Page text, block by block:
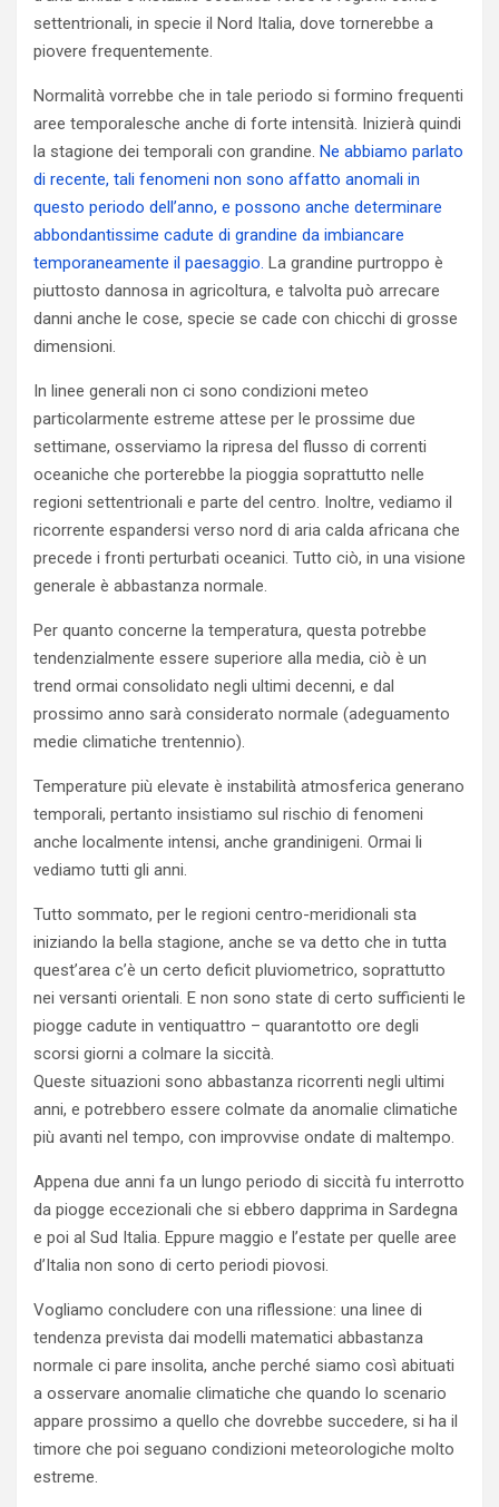
settentrionali, in specie il Nord Italia, dove tornerebbe a
piovere frequentemente.
Normalità vorrebbe che in tale periodo si formino frequenti
aree temporalesche anche di forte intensità. Inizierà quindi
la stagione dei temporali con grandine. Ne abbiamo parlato
di recente, tali fenomeni non sono affatto anomali in
questo periodo dell’anno, e possono anche determinare
abbondantissime cadute di grandine da imbiancare
temporaneamente il paesaggio. La grandine purtroppo è
piuttosto dannosa in agricoltura, e talvolta può arrecare
danni anche le cose, specie se cade con chicchi di grosse
dimensioni.
In linee generali non ci sono condizioni meteo
particolarmente estreme attese per le prossime due
settimane, osserviamo la ripresa del flusso di correnti
oceaniche che porterebbe la pioggia soprattutto nelle
regioni settentrionali e parte del centro. Inoltre, vediamo il
ricorrente espandersi verso nord di aria calda africana che
precede i fronti perturbati oceanici. Tutto ciò, in una visione
generale è abbastanza normale.
Per quanto concerne la temperatura, questa potrebbe
tendenzialmente essere superiore alla media, ciò è un
trend ormai consolidato negli ultimi decenni, e dal
prossimo anno sarà considerato normale (adeguamento
medie climatiche trentennio).
Temperature più elevate è instabilità atmosferica generano
temporali, pertanto insistiamo sul rischio di fenomeni
anche localmente intensi, anche grandinigeni. Ormai li
vediamo tutti gli anni.
Tutto sommato, per le regioni centro-meridionali sta
iniziando la bella stagione, anche se va detto che in tutta
quest’area c’è un certo deficit pluviometrico, soprattutto
nei versanti orientali. E non sono state di certo sufficienti le
piogge cadute in ventiquattro – quarantotto ore degli
scorsi giorni a colmare la siccità.
Queste situazioni sono abbastanza ricorrenti negli ultimi
anni, e potrebbero essere colmate da anomalie climatiche
più avanti nel tempo, con improvvise ondate di maltempo.
Appena due anni fa un lungo periodo di siccità fu interrotto
da piogge eccezionali che si ebbero dapprima in Sardegna
e poi al Sud Italia. Eppure maggio e l’estate per quelle aree
d’Italia non sono di certo periodi piovosi.
Vogliamo concludere con una riflessione: una linee di
tendenza prevista dai modelli matematici abbastanza
normale ci pare insolita, anche perché siamo così abituati
a osservare anomalie climatiche che quando lo scenario
appare prossimo a quello che dovrebbe succedere, si ha il
timore che poi seguano condizioni meteorologiche molto
estreme.